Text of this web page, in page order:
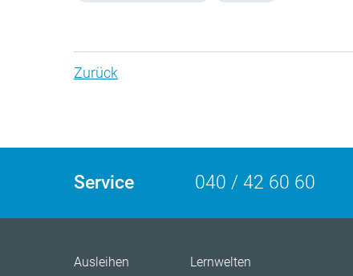
Zurück
Service 040 / 42 60 60
Ausleihen Lernwelten